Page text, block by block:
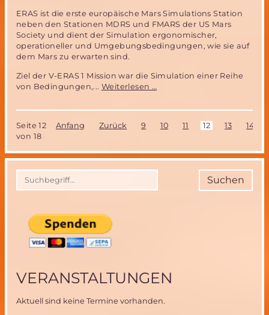
ERAS ist die erste europäische Mars Simulations Station
neben den Stationen MDRS und FMARS der US Mars
Society und dient der Simulation ergonomischer,
operationeller und Umgebungsbedingungen, wie sie auf
dem Mars zu erwarten sind.
Ziel der V-ERAS 1 Mission war die Simulation einer Reihe
von Bedingungen,... Weiterlesen …
über
Virtual
Reality
Mars
Simulationsmission
Seite 12
von 18
Anfang Zurück 9 10 11 12 13 14
Suchen
VERANSTALTUNGEN
Aktuell sind keine Termine vorhanden.